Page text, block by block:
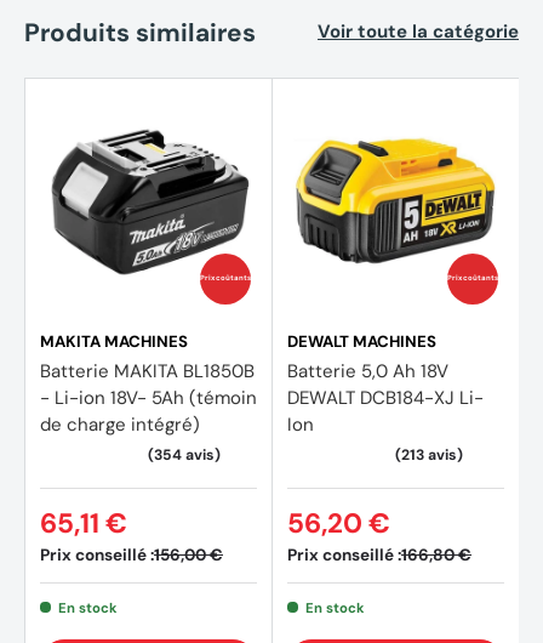
Produits similaires Voir toute la catégorie
Prix coûtants
MAKITA MACHINES
Batterie MAKITA BL1850B
- Li-ion 18V- 5Ah (témoin
de charge intégré)
Prix conseillé :156,00 €
65,11 €
En stock
Prix coûtants
DEWALT MACHINES
Batterie 5,0 Ah 18V
DEWALT DCB184-XJ Li-
Ion
Prix conseillé :166,80 €
56,20 €
En stock